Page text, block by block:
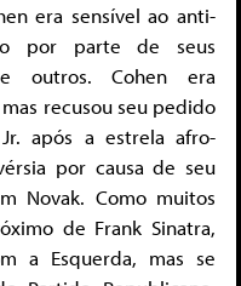
era sensível ao anti-
por parte de seus
e outros. Cohen era
recusou seu pedido
Jr. após a estrela afro-
por causa de seu
Novak. Como muitos
de Frank Sinatra,
a Esquerda, mas se